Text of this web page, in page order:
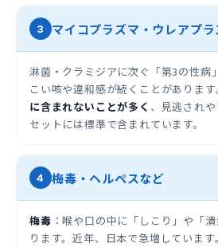
3 マイコプラズマ・ウレアプラ
淋菌・クラミジアに次ぐ「第3の性病
こい咳や違和感が続くことがあります。
に含まれないことが多く 、見逃され
セットには標準で含まれています。
4 梅毒・ヘルペスなど
梅毒 ：喉や口の中に「しこり」や「
ります。近年、日本で急増しています